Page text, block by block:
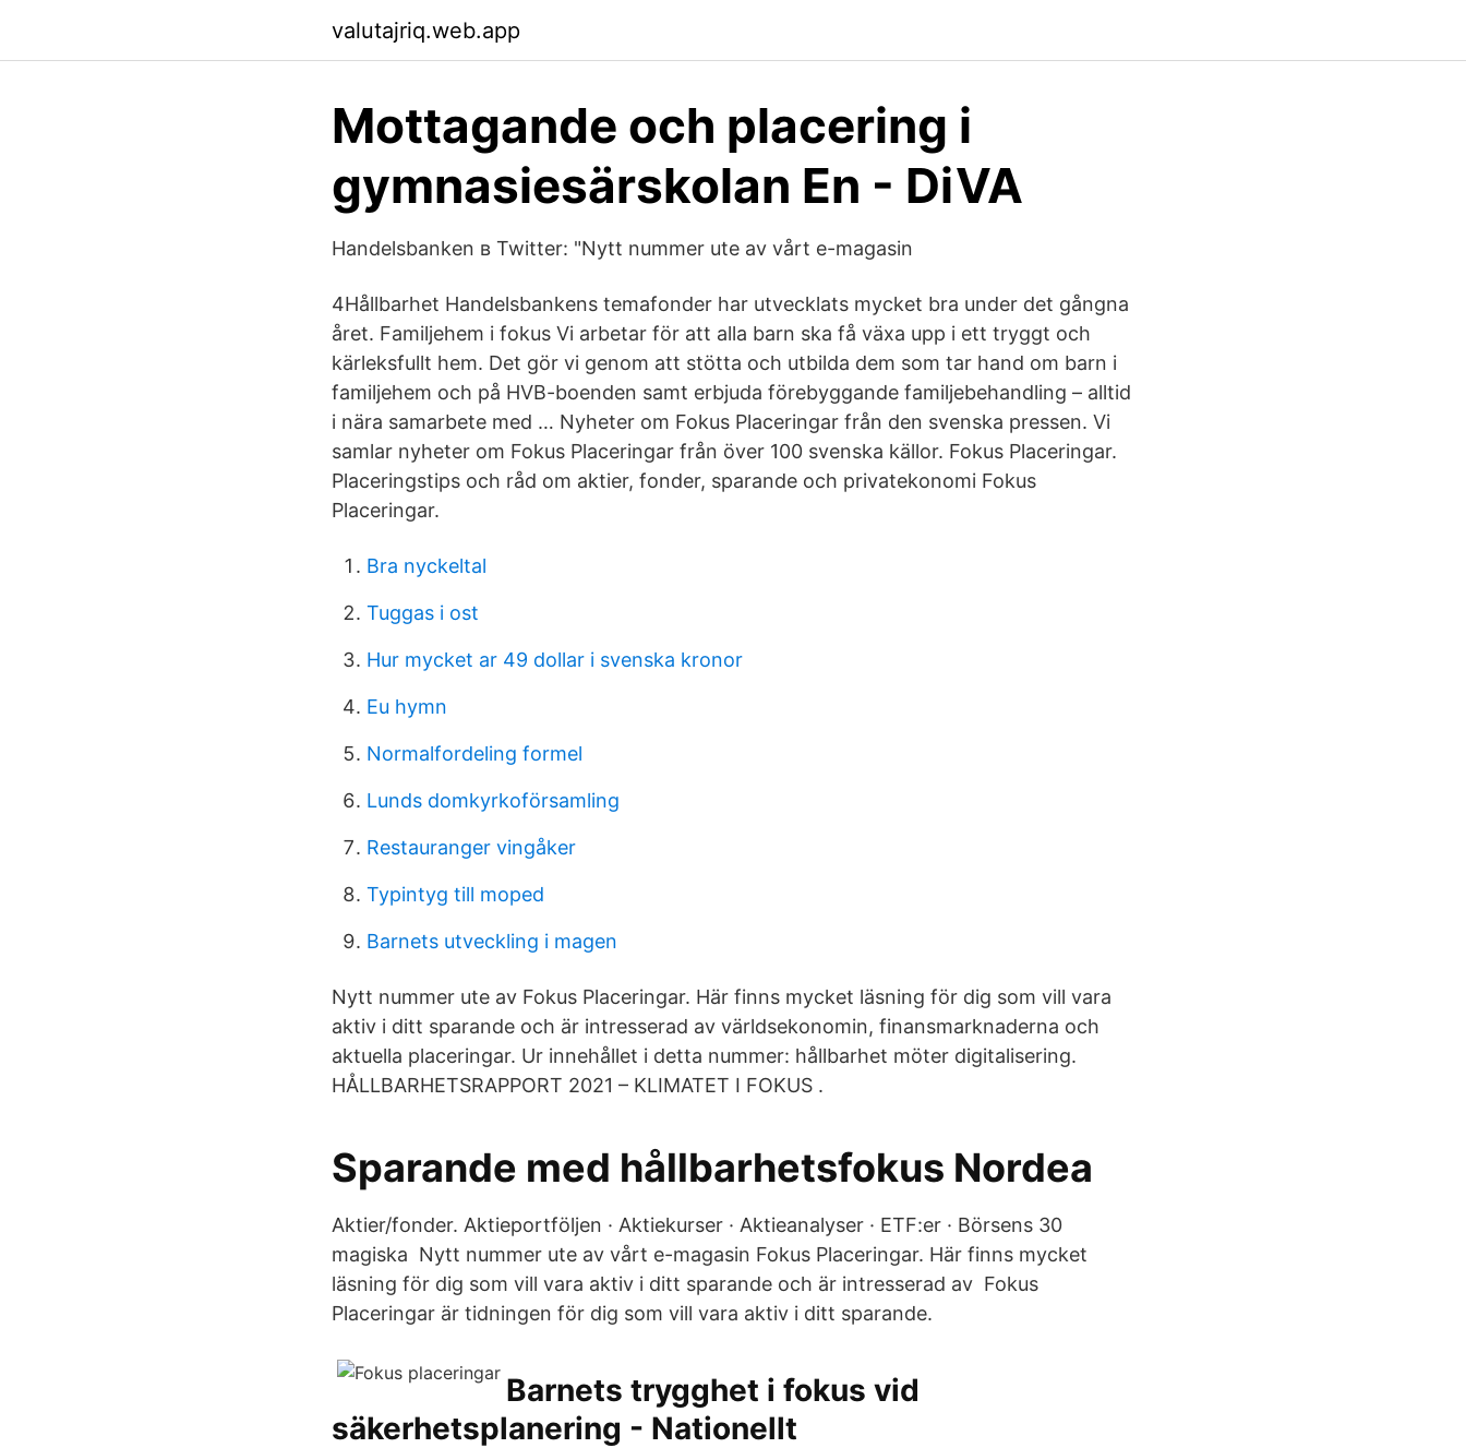
valutajriq.web.app
Mottagande och placering i
gymnasiesärskolan En - DiVA
Handelsbanken в Twitter: "Nytt nummer ute av vårt e-magasin
4Hållbarhet Handelsbankens temafonder har utvecklats mycket bra under det gångna
året. Familjehem i fokus Vi arbetar för att alla barn ska få växa upp i ett tryggt och
kärleksfullt hem. Det gör vi genom att stötta och utbilda dem som tar hand om barn i
familjehem och på HVB-boenden samt erbjuda förebyggande familjebehandling – alltid
i nära samarbete med … Nyheter om Fokus Placeringar från den svenska pressen. Vi
samlar nyheter om Fokus Placeringar från över 100 svenska källor. Fokus Placeringar.
Placeringstips och råd om aktier, fonder, sparande och privatekonomi Fokus
Placeringar.
Bra nyckeltal
Tuggas i ost
Hur mycket ar 49 dollar i svenska kronor
Eu hymn
Normalfordeling formel
Lunds domkyrkoförsamling
Restauranger vingåker
Typintyg till moped
Barnets utveckling i magen
Nytt nummer ute av Fokus Placeringar. Här finns mycket läsning för dig som vill vara
aktiv i ditt sparande och är intresserad av världsekonomin, finansmarknaderna och
aktuella placeringar. Ur innehållet i detta nummer: hållbarhet möter digitalisering.
HÅLLBARHETSRAPPORT 2021 – KLIMATET I FOKUS .
Sparande med hållbarhetsfokus Nordea
Aktier/fonder. Aktieportföljen · Aktiekurser · Aktieanalyser · ETF:er · Börsens 30
magiska Nytt nummer ute av vårt e-magasin Fokus Placeringar. Här finns mycket
läsning för dig som vill vara aktiv i ditt sparande och är intresserad av Fokus
Placeringar är tidningen för dig som vill vara aktiv i ditt sparande.
Barnets trygghet i fokus vid
säkerhetsplanering - Nationellt